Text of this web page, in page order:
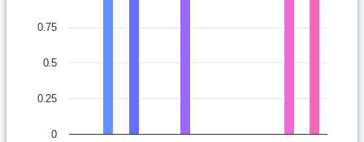
The chart has 1 X axis displaying categories.
0
0.25
0.5
0.75